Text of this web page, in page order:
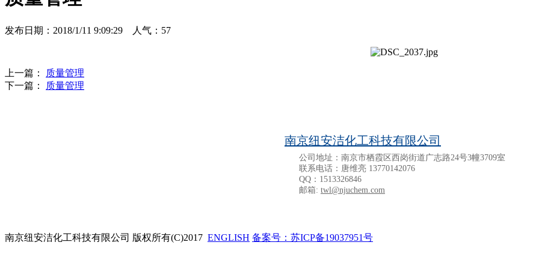
发布日期：2018/1/11 9:09:29 人气： 57
上一篇：
质量管理
下一篇：
质量管理
南京纽安洁化工科技有限公司
公司地址：南京市栖霞区西岗街道广志路24号3幢3709室
联系电话：唐维亮 13770142076
QQ：1513326846
邮箱: twl@njuchem.com
南京纽安洁化工科技有限公司 版权所有(C)2017 ENGLISH 备案号：苏ICP备19037951号